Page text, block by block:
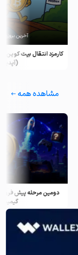
کارمزد انتقال بیت کوین
(آپدیت
آخرین
مشاهده همه
دومین مرحله پیش